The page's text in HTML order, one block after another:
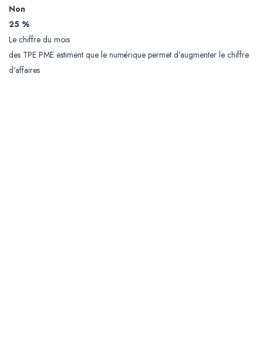
Non
25 %
Le chiffre du mois
des TPE PME estiment que le numérique permet d’augmenter le chiffre
d’affaires